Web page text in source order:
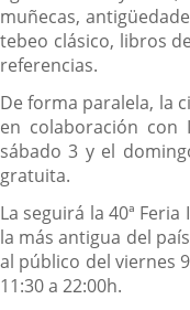
muñecas,
tebeo clásico, libros
referencias.
De forma paralela, la
en colaboración con
sábado 3 y el
gratuita.
La seguirá la 40ª
la más antigua del
al público del viernes
11:30 a 22:00h.